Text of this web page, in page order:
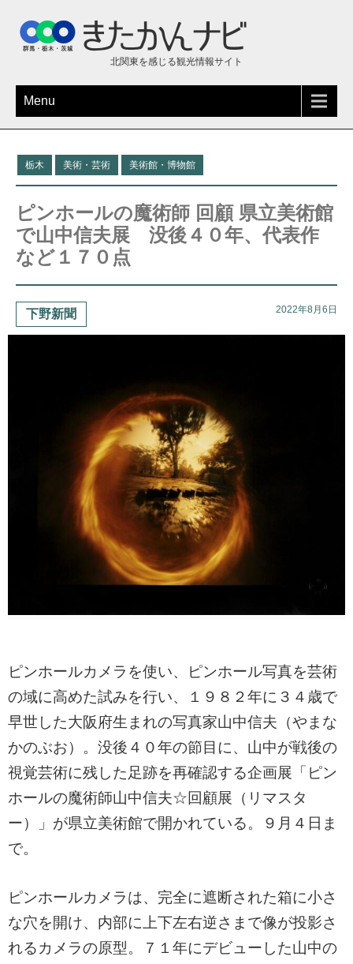
北関東を感じる観光情報サイト
Menu
栃木 美術・芸術 美術館・博物館
ピンホールの魔術師 回顧 県立美術館
で山中信夫展 没後４０年、代表作
など１７０点
下野新聞 2022年8月6日
ピンホールカメラを使い、ピンホール写真を芸術
の域に高めた試みを行い、１９８２年に３４歳で
早世した大阪府生まれの写真家山中信夫（やまな
かのぶお）。没後４０年の節目に、山中が戦後の
視覚芸術に残した足跡を再確認する企画展「ピン
ホールの魔術師山中信夫☆回顧展（リマスタ
ー）」が県立美術館で開かれている。９月４日ま
で。
ピンホールカメラは、完全に遮断された箱に小さ
な穴を開け、内部に上下左右逆さまで像が投影さ
れるカメラの原型。７１年にデビューした山中の